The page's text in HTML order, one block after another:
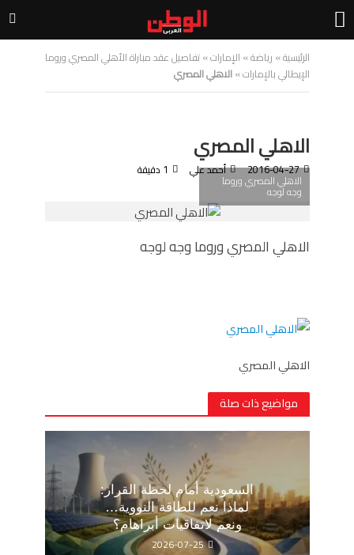
الرئيسية» رياضة» الإمارات»تفاصيل عقد مباراة الأهلي المصري وروما
الإيطالي بالإمارات»الاهلي المصري
الاهلي المصري
2016-04-27 أحمد علي 1 دقيقة
الاهلي المصري وروما
وجه لوجه
الاهلي المصري وروما وجه لوجه
الاهلي المصري
مواضيع ذات صلة
السعودية أمام لحظة القرار:
لماذا نعم للطاقة النووية…
ونعم لاتفاقيات أبراهام؟
2026-07-25